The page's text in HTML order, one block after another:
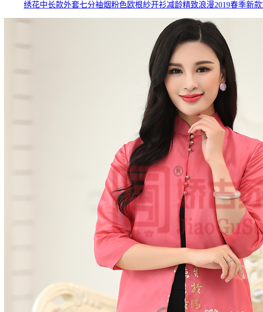
绣花中长款外套七分袖烟粉色欧根紗开衫减龄精致浪漫2019春季新